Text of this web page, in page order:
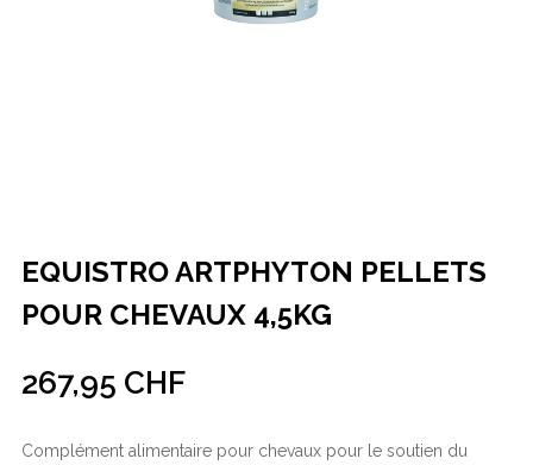
EQUISTRO ARTPHYTON PELLETS
POUR CHEVAUX 4,5KG
267,95 CHF
Complément alimentaire pour chevaux pour le soutien du